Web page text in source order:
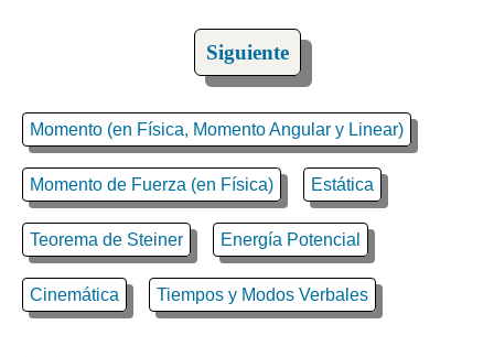
Siguiente
Momento (en Física, Momento Angular y Linear)
Momento de Fuerza (en Física) Estática
Teorema de Steiner Energía Potencial
Cinemática Tiempos y Modos Verbales